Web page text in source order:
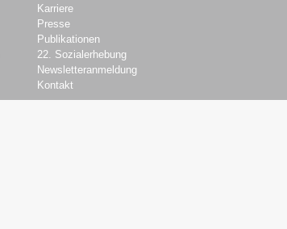
Karriere
Presse
Publikationen
22. Sozialerhebung
Newsletteranmeldung
Kontakt